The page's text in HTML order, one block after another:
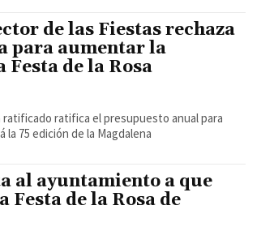
de las Fiestas rechaza
para aumentar la
Festa de la Rosa
ratificado ratifica el presupuesto anual para
la 75 edición de la Magdalena
al ayuntamiento a que
Festa de la Rosa de